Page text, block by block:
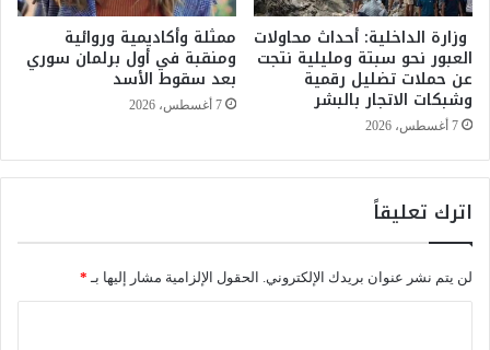
ا
ا
ت
ب
ا
ي
م
ر
ا
خ
ل
ا
ن
خ
ا
وزارة الداخلية: أحداث محاولات
العبور نحو سبتة ومليلية نتجت
عن حملات تضليل رقمية
وشبكات الاتجار بالبشر
7 أغسطس، 2026
ممثلة وأكاديمية وروائية
ومنقبة في أول برلمان سوري
بعد سقوط الأسد
7 أغسطس، 2026
اترك تعليقاً
لن يتم نشر عنوان بريدك الإلكتروني. الحقول الإلزامية مشار إليها بـ *